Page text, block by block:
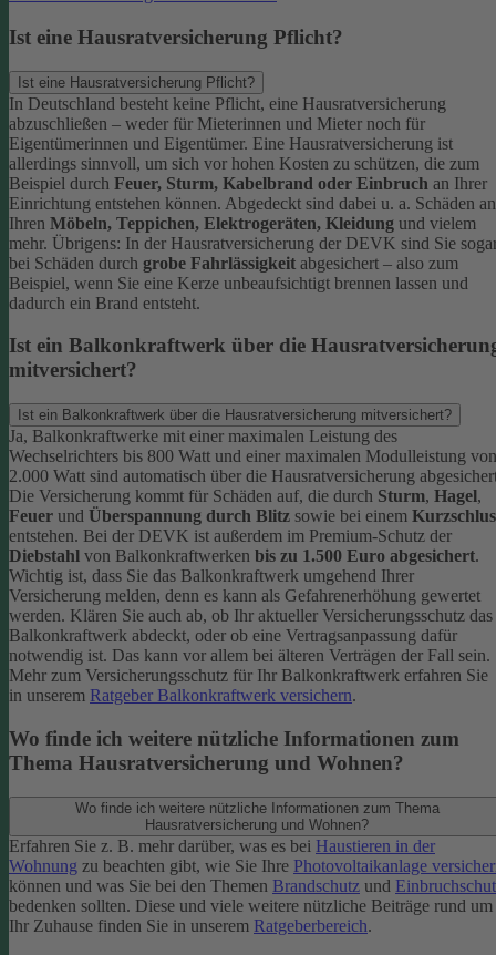
Ist eine Hausratversicherung Pflicht?
Ist eine Hausratversicherung Pflicht?
In Deutschland besteht keine Pflicht, eine Hausratversicherung
abzuschließen – weder für Mieterinnen und Mieter noch für
Eigentümerinnen und Eigentümer. Eine Hausratversicherung ist
allerdings sinnvoll, um sich vor hohen Kosten zu schützen, die zum
Beispiel durch Feuer, Sturm, Kabelbrand oder Einbruch an Ihrer
Einrichtung entstehen können. Abgedeckt sind dabei u. a. Schäden an
Ihren Möbeln, Teppichen, Elektrogeräten, Kleidung und vielem
mehr. Übrigens: In der Hausratversicherung der DEVK sind Sie
bei Schäden durch grobe Fahrlässigkeit abgesichert – also zum
Beispiel, wenn Sie eine Kerze unbeaufsichtigt brennen lassen und
dadurch ein Brand entsteht.
Ist ein Balkonkraftwerk über die
mitversichert?
Ist ein Balkonkraftwerk über die Hausratversicherung mitversichert?
Ja, Balkonkraftwerke mit einer maximalen Leistung des
Wechselrichters bis 800 Watt und einer maximalen Modulleistung von
2.000 Watt sind automatisch über die Hausratversicherung
Die Versicherung kommt für Schäden auf, die durch Sturm, Hagel,
Feuer und Überspannung durch Blitz sowie bei einem
entstehen. Bei der DEVK ist außerdem im Premium-Schutz der
Diebstahl von Balkonkraftwerken bis zu 1.500 Euro abgesichert.
Wichtig ist, dass Sie das Balkonkraftwerk umgehend Ihrer
Versicherung melden, denn es kann als Gefahrenerhöhung gewertet
werden. Klären Sie auch ab, ob Ihr aktueller Versicherungsschutz das
Balkonkraftwerk abdeckt, oder ob eine Vertragsanpassung dafür
notwendig ist. Das kann vor allem bei älteren Verträgen der Fall sein.
Mehr zum Versicherungsschutz für Ihr Balkonkraftwerk erfahren Sie
in unserem Ratgeber Balkonkraftwerk versichern.
Wo finde ich weitere nützliche Informationen zum
Thema Hausratversicherung und Wohnen?
Wo finde ich weitere nützliche Informationen zum Thema
Hausratversicherung und Wohnen?
Erfahren Sie z. B. mehr darüber, was es bei Haustieren in der
Wohnung zu beachten gibt, wie Sie Ihre Photovoltaikanlage
können und was Sie bei den Themen Brandschutz und
bedenken sollten. Diese und viele weitere nützliche Beiträge rund um
Ihr Zuhause finden Sie in unserem Ratgeberbereich.